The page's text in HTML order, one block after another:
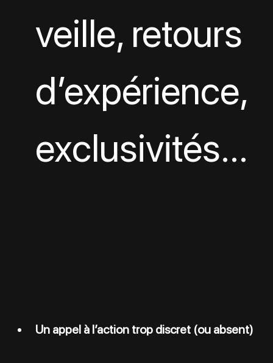
veille, retours
d’expérience,
exclusivités…
Un appel à l’action trop discret (ou absent)